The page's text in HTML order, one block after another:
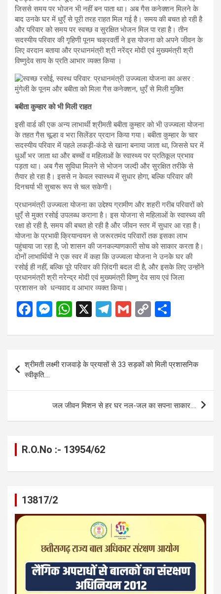
जिससे समय पर भोजन भी नहीं बन पाता था। अब गैस कनेक्शन मिलने के
बाद उनके घर में धुएँ से पूरी तरह राहत मिल गई है। समय की बचत हो रही है
और परिवार को समय पर स्वच्छ व सुरक्षित भोजन मिल पा रहा है। तीन
सदस्यीय परिवार की गृहिणी पूनम चक्रवर्ती ने इस योजना को अपने जीवन के
लिए वरदान बताया और प्रधानमंत्री श्री नरेंद्र मोदी एवं मुख्यमंत्री श्री
विष्णुदेव साय के प्रति आभार व्यक्त किया ।
बबीता कुम्हार को भी मिली राहत
इसी वार्ड की एक अन्य लाभार्थी श्रीमती बबीता कुम्हार को भी उज्ज्वला योजना
के तहत गैस चूल्हा व भरा सिलेंडर प्रदान किया गया। बबीता कुम्हार के चार
सदस्यीय परिवार में पहले लकड़ी-कंडे से खाना बनाया जाता था, जिससे घर में
धुआँ भर जाता था और बच्चों व महिलाओं के स्वास्थ्य पर प्रतिकूल प्रभाव
पड़ता था। अब गैस सुविधा मिलने से भोजन जल्दी और सुरक्षित तरीके से
तैयार हो रहा है। इससे न केवल स्वास्थ्य में सुधार होगा, बल्कि परिवार की
दिनचर्या भी सुचारू रूप से चल सकेगी।
प्रधानमंत्री उज्ज्वला योजना का उद्देश्य ग्रामीण और शहरी गरीब परिवारों को
धुएँ से मुक्त रसोई उपलब्ध कराना है। इस योजना से महिलाओं के स्वास्थ्य की
रक्षा हो रही है, समय की बचत हो रही है और जीवन स्तर में सुधार आ रहा है।
योजना के प्रभावी क्रियान्वयन से जरूरतमंद परिवारों तक इसका लाभ
पहुंचाया जा रहा है, जो शासन की जनकल्याणकारी सोच को साकार करता है।
दोनों लाभार्थियों ने एक स्वर में कहा कि उज्ज्वला योजना ने उनके घर की
रसोई ही नहीं, बल्कि पूरे परिवार की ज़िंदगी बदल दी है, और इसके लिए उन्होंने
प्रधानमंत्री श्री नरेन्द्र मोदी एवं मुख्यमंत्री विष्णु देव साय एवं जिला
प्रशासन को धन्यवाद व आभार व्यक्त किया।
F
ce
b
o
o
M
se
n
g
er
W
at
s
A
p
p
X
T
e
gr
a
m
G
ail
C
py
Li
n
k
ar
navigation
श्रीमती लक्ष्मी राजवाड़े के प्रयासों से 33 सड़कों को मिली प्रशासनिक
स्वीकृति….
जल जीवन मिशन से हर घर नल-जल का सपना साकार….
R.O.No :- 13954/62
13817/2